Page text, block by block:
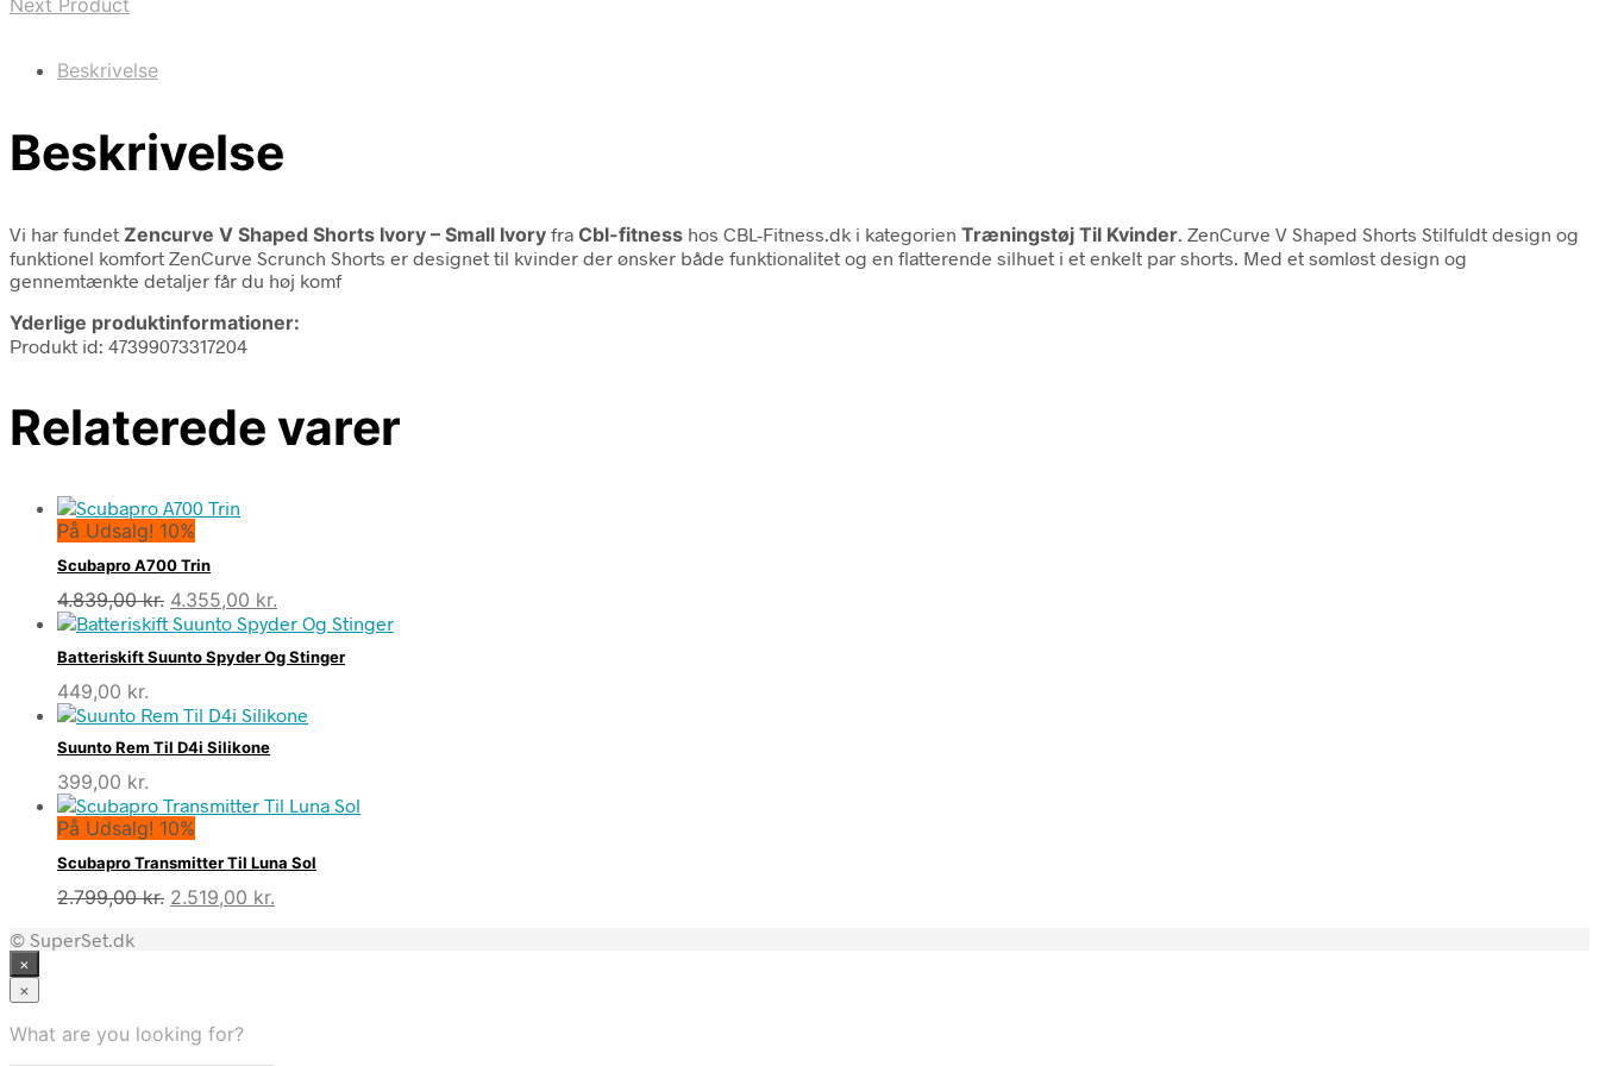
Beskrivelse
Beskrivelse
Vi har fundet Zencurve V Shaped Shorts Ivory – Small Ivory fra Cbl-fitness hos CBL-Fitness.dk i kategorien Træningstøj Til Kvinder . ZenCurve V Shaped Shorts Stilfuldt design og
funktionel komfort ZenCurve Scrunch Shorts er designet til kvinder der ønsker både funktionalitet og en flatterende silhuet i et enkelt par shorts. Med et sømløst design og
gennemtænkte detaljer får du høj komf
Yderlige produktinformationer:
Produkt id: 47399073317204
Relaterede varer
På Udsalg! 10%
Scubapro A700 Trin
4.839,00kr. Den
oprindelige
pris
var:
4.355,00 kr.
aktuelle
pris
er:
Batteriskift Suunto Spyder Og Stinger
449,00 kr.
Suunto Rem Til D4i Silikone
399,00 kr.
På Udsalg! 10%
Scubapro Transmitter Til Luna Sol
2.799,00kr. Den
2.519,00 kr.
© SuperSet.dk
×
×
What are you looking for?